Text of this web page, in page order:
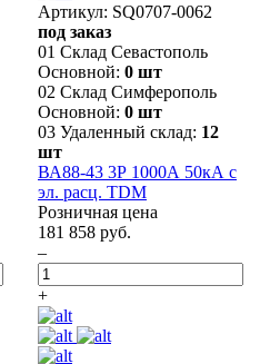
Артикул: SQ0707-0062
под заказ
01 Склад Севастополь
Основной: 0 шт
02 Склад Симферополь
Основной: 0 шт
03 Удаленный склад: 12
шт
ВА88-43 3Р 1000А 50кА с
эл. расц. TDM
Розничная цена
181 858 руб.
–
+